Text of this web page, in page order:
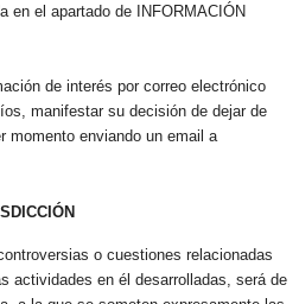
en el apartado de INFORMACIÓN
de interés por correo electrónico
manifestar su decisión de dejar de
momento enviando un email a
o cuestiones relacionadas
actividades en él desarrolladas, será de